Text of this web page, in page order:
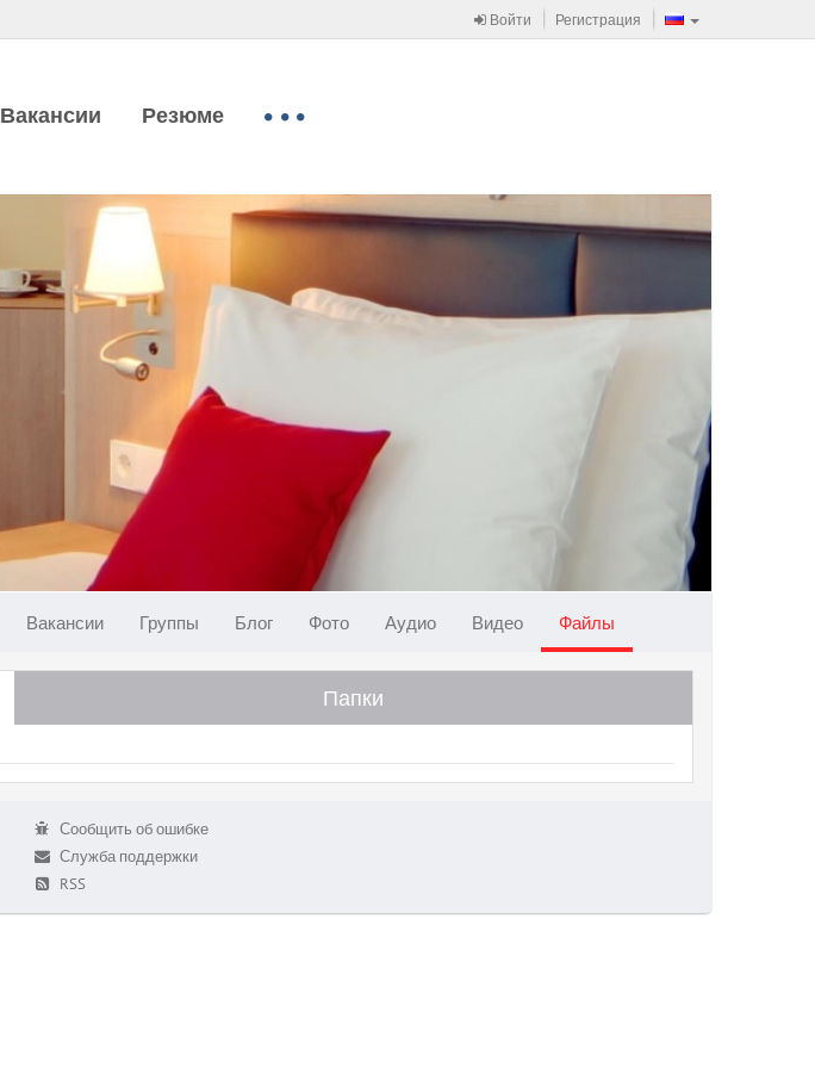
Войти Регистрация
Вакансии Резюме
Вакансии Группы Блог Фото Аудио Видео Файлы
Папки
Сообщить об ошибке
Служба поддержки
RSS